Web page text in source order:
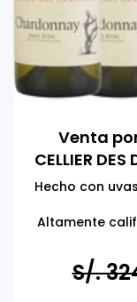
Venta
CELLIER
Hecho con
Altamente
Tomar
S/.